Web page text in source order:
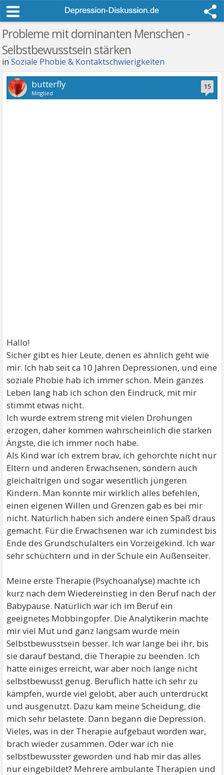
Probleme mit dominanten Menschen -
Selbstbewusstsein stärken
inSoziale Phobie & Kontaktschwierigkeiten
15
butterfly
Mitglied
Hallo!
Sicher gibt es hier Leute, denen es ähnlich geht wie
mir. Ich hab seit ca 10 Jahren Depressionen, und eine
soziale Phobie hab ich immer schon. Mein ganzes
Leben lang hab ich schon den Eindruck, mit mir
stimmt etwas nicht.
Ich wurde extrem streng mit vielen Drohungen
erzogen, daher kommen wahrscheinlich die starken
Ängste, die ich immer noch habe.
Als Kind war ich extrem brav, ich gehorchte nicht nur
Eltern und anderen Erwachsenen, sondern auch
gleichaltrigen und sogar wesentlich jüngeren
Kindern. Man konnte mir wirklich alles befehlen,
einen eigenen Willen und Grenzen gab es bei mir
nicht. Natürlich haben sich andere einen Spaß draus
gemacht. Für die Erwachsenen war ich zumindest bis
Ende des Grundschulalters ein Vorzeigekind. Ich war
sehr schüchtern und in der Schule ein Außenseiter.
Meine erste Therapie (Psychoanalyse) machte ich
kurz nach dem Wiedereinstieg in den Beruf nach der
Babypause. Natürlich war ich im Beruf ein
geeignetes Mobbingopfer. Die Analytikerin machte
mir viel Mut und ganz langsam wurde mein
Selbstbewusstsein besser. Ich war lange bei ihr, bis
sie darauf bestand, die Therapie zu beenden. Ich
hatte einiges erreicht, war aber noch lange nicht
selbstbewusst genug. Beruflich hatte ich sehr zu
kämpfen, wurde viel gelobt, aber auch unterdrückt
und ausgenutzt. Dazu kam meine Scheidung, die
mich sehr belastete. Dann begann die Depression.
Vieles, was in der Therapie aufgebaut worden war,
brach wieder zusammen. Oder war ich nie
selbstbewusster geworden und hab mir das alles
nur eingebildet? Mehrere ambulante Therapien und